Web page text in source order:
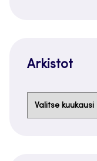
Arkistot